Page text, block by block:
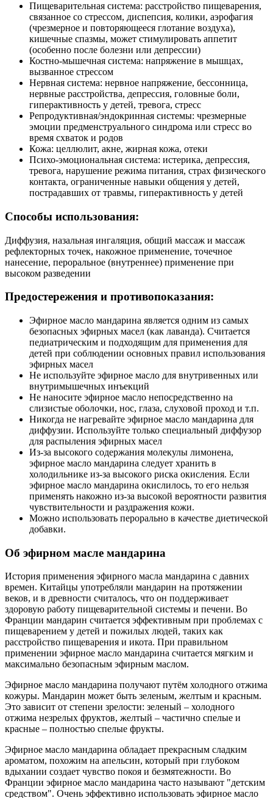
Пищеварительная система: расстройство пищеварения,
связанное со стрессом, диспепсия, колики, аэрофагия
(чрезмерное и повторяющееся глотание воздуха),
кишечные спазмы, может стимулировать аппетит
(особенно после болезни или депрессии)
Костно-мышечная система: напряжение в мышцах,
вызванное стрессом
Нервная система: нервное напряжение, бессонница,
нервные расстройства, депрессия, головные боли,
гиперактивность у детей, тревога, стресс
Репродуктивная/эндокринная системы: чрезмерные
эмоции предменструального синдрома или стресс во
время схваток и родов
Кожа: целлюлит, акне, жирная кожа, отеки
Психо-эмоциональная система: истерика, депрессия,
тревога, нарушение режима питания, страх физического
контакта, ограниченные навыки общения у детей,
пострадавших от травмы, гиперактивность у детей
Способы использования:
Диффузия, назальная ингаляция, общий массаж и массаж
рефлекторных точек, накожное применение, точечное
нанесение, пероральное (внутреннее) применение при
высоком разведении
Предостережения и противопоказания:
Эфирное масло мандарина является одним из самых
безопасных эфирных масел (как лаванда). Считается
педиатрическим и подходящим для применения для
детей при соблюдении основных правил использования
эфирных масел
Не используйте эфирное масло для внутривенных или
внутримышечных инъекций
Не наносите эфирное масло непосредственно на
слизистые оболочки, нос, глаза, слуховой проход и т.п.
Никогда не нагревайте эфирное масло мандарина для
диффузии. Используйте только специальный диффузор
для распыления эфирных масел
Из-за высокого содержания молекулы лимонена,
эфирное масло мандарина следует хранить в
холодильнике из-за высокого риска окисления. Если
эфирное масло мандарина окислилось, то его нельзя
применять накожно из-за высокой вероятности развития
чувствительности и раздражения кожи.
Можно использовать перорально в качестве диетической
добавки.
Об эфирном масле мандарина
История применения эфирного масла мандарина с давних
времен. Китайцы употребляли мандарин на протяжении
веков, и в древности считалось, что он поддерживает
здоровую работу пищеварительной системы и печени. Во
Франции мандарин считается эффективным при проблемах с
пищеварением у детей и пожилых людей, таких как
расстройство пищеварения и икота. При правильном
применении эфирное масло мандарина считается мягким и
максимально безопасным эфирным маслом.
Эфирное масло мандарина получают путём холодного отжима
кожуры. Мандарин может быть зеленым, желтым и красным.
Это зависит от степени зрелости: зеленый – холодного
отжима незрелых фруктов, желтый – частично спелые и
красные – полностью спелые фрукты.
Эфирное масло мандарина обладает прекрасным сладким
ароматом, похожим на апельсин, который при глубоком
вдыхании создает чувство покоя и безмятежности. Во
Франции эфирное масло мандарина часто называют "детским
средством". Очень эффективно использовать эфирное масло